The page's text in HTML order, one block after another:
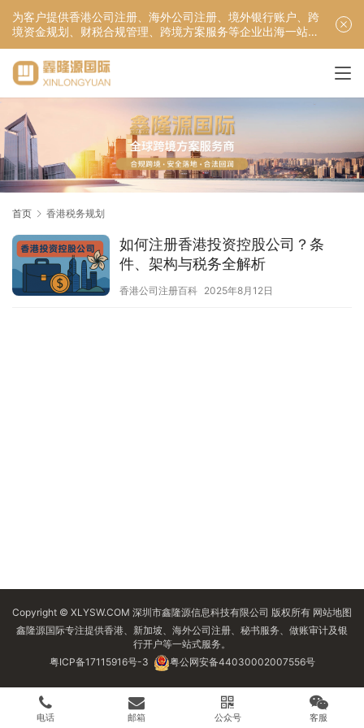
为客户提供香港公司注册、海外公司注册、境外银行账户、跨
境资金规划、财税合规管理、跨境方案服务等企业出海一站式
服务！
首页 香港税务规划
如何注册香港投资控股公司？条
件、架构与税务全解析
香港公司注册百科 2025年8月12日
Copyright © XLYSW.COM 深圳市鑫隆源信息科技有限公司 版权所有 网站地图
鑫隆源国际专注提供香港、新加坡、海外公司注册、秘书服务、做账审计及银
行开户等一站式服务。
粤ICP备17115916号-3
粤公网安备44030002007556号
电话 邮箱 公众号 客服